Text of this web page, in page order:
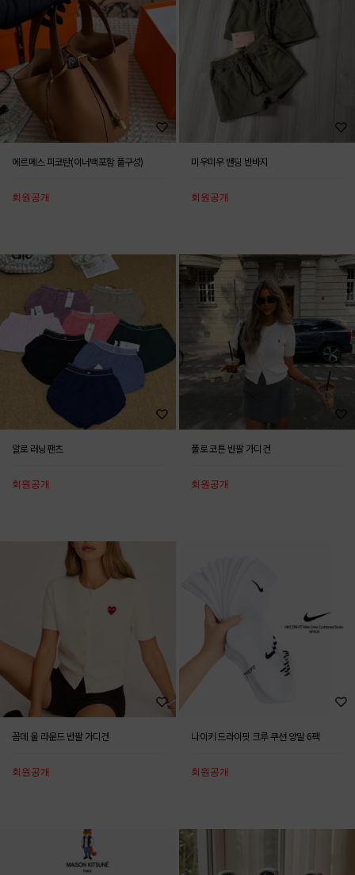
에르메스 피코탄(이너백포함 풀구성)
회원공개
미우미우 밴딩 반바지
회원공개
알로 러닝팬츠
회원공개
폴로 코튼 반팔 가디건
회원공개
꼼데 울 라운드 반팔 가디건
회원공개
나이키 드라이핏 크루 쿠션 양말 6팩
회원공개